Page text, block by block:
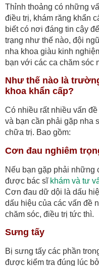
Thỉnh thoảng có những
điều trị, khám răng khẩn
biết có nơi đáng tin cậy
trạng như thế nào, đội
nha khoa giàu kinh
bạn với các ca chăm sóc
Như thế nào là
khoa khẩn cấp?
Có nhiều rất nhiều vấn
và bạn cần phải gặp nha
chữa trị. Bao gồm:
Cơn đau nghiêm
Nếu bạn gặp phải những
được bác sĩ khám và tư
Cơn đau dữ dội là dấu
dấu hiệu của các vấn đề
chăm sóc, điều trị tức thì.
Sưng tấy
Bị sưng tấy các phần
được kiểm tra đúng lúc